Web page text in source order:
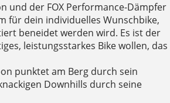
und der FOX Performance-Dämpfer
für dein individuelles Wunschbike,
beneidet werden wird. Es ist der
leistungsstarkes Bike wollen, das
punktet am Berg durch sein
Downhills durch seine